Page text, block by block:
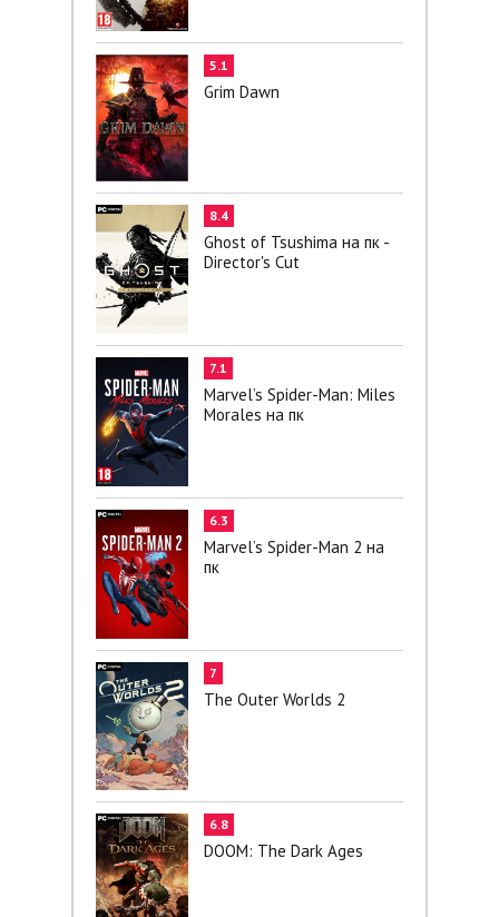
5.1
Grim Dawn
8.4
Ghost of Tsushima на пк -
Director's Cut
7.1
Marvel’s Spider-Man: Miles
Morales на пк
6.3
Marvel’s Spider-Man 2 на
пк
7
The Outer Worlds 2
6.8
DOOM: The Dark Ages